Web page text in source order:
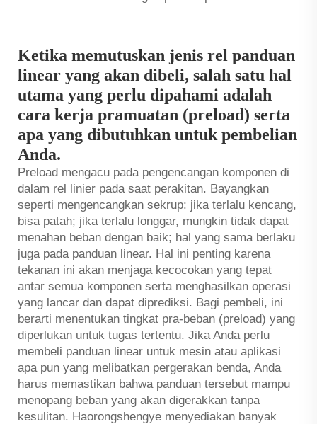
Ketika memutuskan jenis rel panduan
linear yang akan dibeli, salah satu hal
utama yang perlu dipahami adalah
cara kerja pramuatan (preload) serta
apa yang dibutuhkan untuk pembelian
Anda.
Preload mengacu pada pengencangan komponen di
dalam rel linier pada saat perakitan. Bayangkan
seperti mengencangkan sekrup: jika terlalu kencang,
bisa patah; jika terlalu longgar, mungkin tidak dapat
menahan beban dengan baik; hal yang sama berlaku
juga pada panduan linear. Hal ini penting karena
tekanan ini akan menjaga kecocokan yang tepat
antar semua komponen serta menghasilkan operasi
yang lancar dan dapat diprediksi. Bagi pembeli, ini
berarti menentukan tingkat pra-beban (preload) yang
diperlukan untuk tugas tertentu. Jika Anda perlu
membeli panduan linear untuk mesin atau aplikasi
apa pun yang melibatkan pergerakan benda, Anda
harus memastikan bahwa panduan tersebut mampu
menopang beban yang akan digerakkan tanpa
kesulitan. Haorongshengye menyediakan banyak